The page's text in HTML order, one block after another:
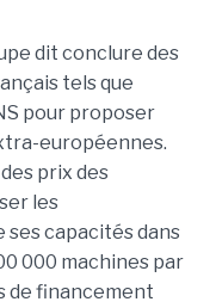
dit conclure des
tels que
pour proposer
européennes.
prix des
les
capacités dans
000 machines par
de financement